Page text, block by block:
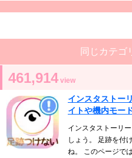
同じカテゴ
461,914 view
インスタストー
イトや機内モー
インスタストーリ
しょう。 足跡を付
ね。 このページで